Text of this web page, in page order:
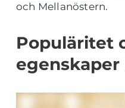
och Mellanöstern.
Populäritet
egenskaper